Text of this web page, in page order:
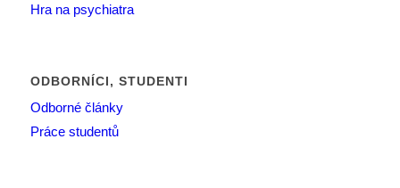
Hra na psychiatra
ODBORNÍCI, STUDENTI
Odborné články
Práce studentů